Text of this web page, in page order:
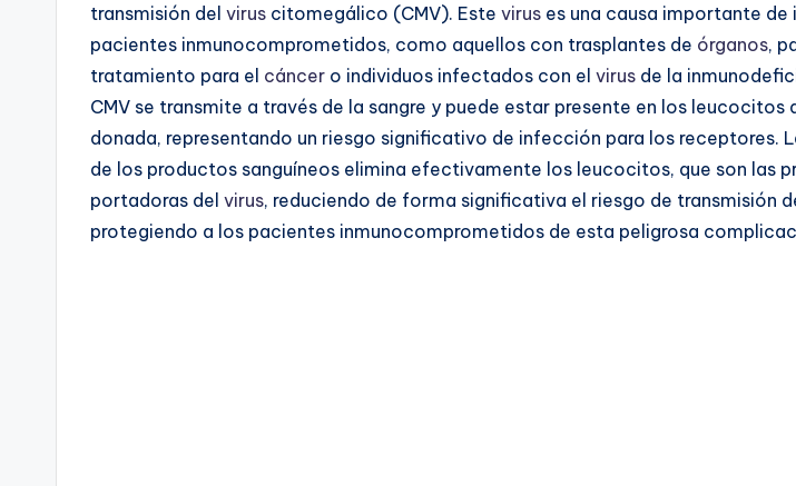
transmisión del virus citomegálico (CMV). Este virus es una causa importante de
pacientes inmunocomprometidos, como aquellos con trasplantes de órganos,
tratamiento para el cáncer o individuos infectados con el virus de la
CMV se transmite a través de la sangre y puede estar presente en los leucocitos
donada, representando un riesgo significativo de infección para los receptores.
de los productos sanguíneos elimina efectivamente los leucocitos, que son las
portadoras del virus, reduciendo de forma significativa el riesgo de transmisión
protegiendo a los pacientes inmunocomprometidos de esta peligrosa